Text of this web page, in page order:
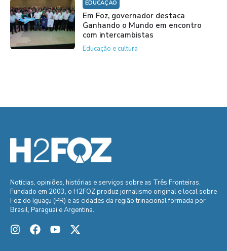
EDUCAÇÃO
Em Foz, governador destaca
Ganhando o Mundo em encontro
com intercambistas
Educação e cultura
Notícias, opiniões, histórias e serviços sobre as Três Fronteiras.
Fundado em 2003, o H2FOZ produz jornalismo original e local sobre
Foz do Iguaçu (PR) e as cidades da região trinacional formada por
Brasil, Paraguai e Argentina.